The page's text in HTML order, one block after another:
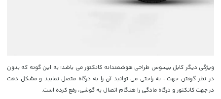
ویژگی دیگر کابل بیسوس طراحی هوشمندانه کانکتور می باشد؛ به این گونه که بدون
در نظر گرفتن جهت ، به راحتی می توانید آن را به درگاه متصل نمایید و مشکل دقت
درجهت کانکتور و درگاه مادگی را هنگام اتصال به گوشی، رفع کرده است.